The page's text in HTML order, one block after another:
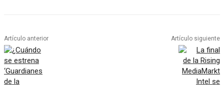
Artículo anterior Artículo siguiente